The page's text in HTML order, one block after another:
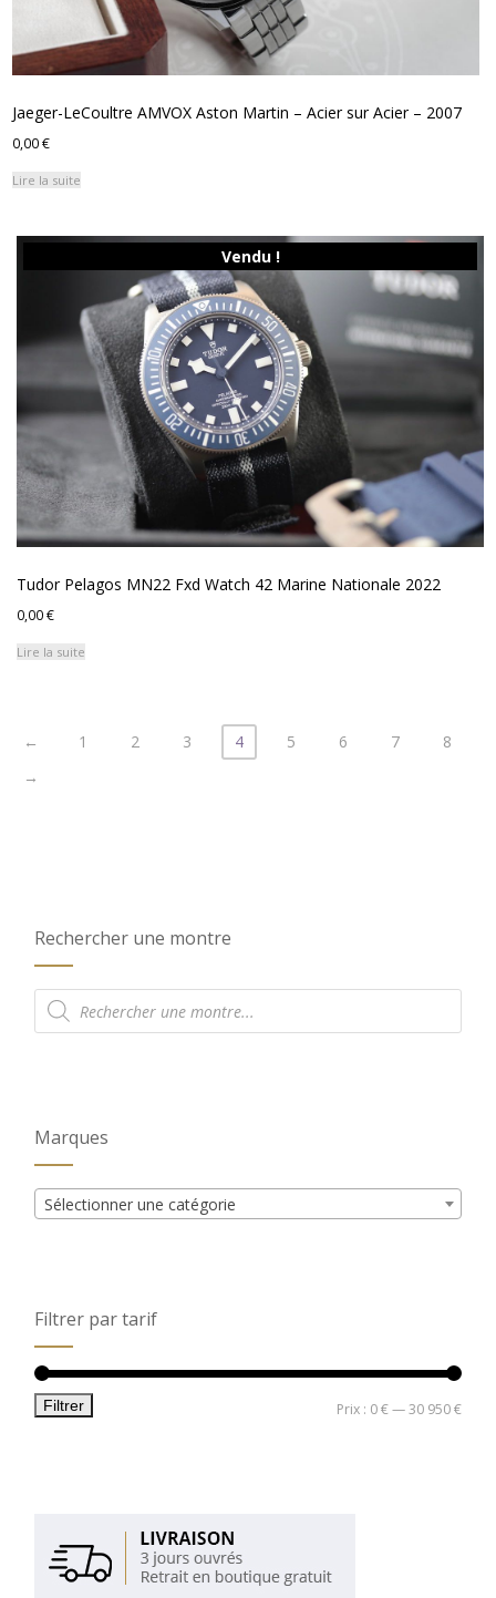
Jaeger-LeCoultre AMVOX Aston Martin – Acier sur Acier – 2007
0,00€
Lire la suite
Vendu !
Tudor Pelagos MN22 Fxd Watch 42 Marine Nationale 2022
0,00€
Lire la suite
← 1 2 3 4 5 6 7
8
→
Rechercher une montre
Recherche
de
produits
Marques
Sélectionner une catégorie
Filtrer par tarif
Prix
Prix
Filtrer Prix : 0 €—30 950 €